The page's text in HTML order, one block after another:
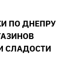
ПО ДНЕПРУ
СЛАДОСТИ